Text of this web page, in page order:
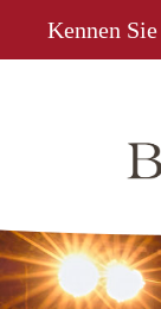
Kennen